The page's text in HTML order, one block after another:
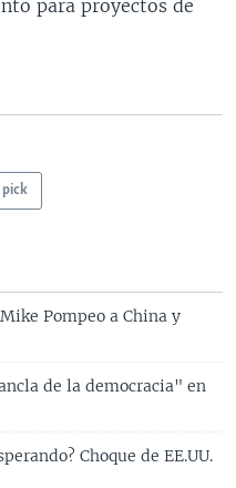
para proyectos de
pick
Pompeo a China y
de la democracia" en
Choque de EE.UU.